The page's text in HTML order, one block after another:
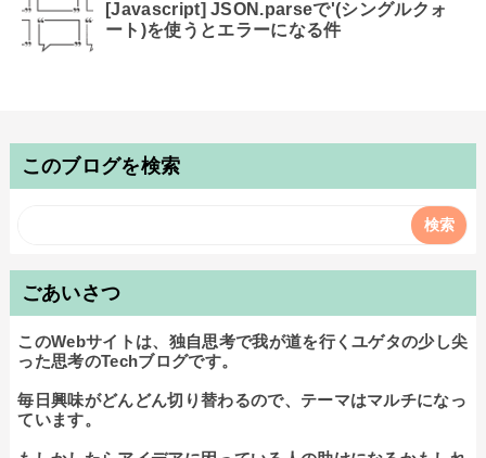
[Javascript] JSON.parseで'(シングルクォ
ート)を使うとエラーになる件
このブログを検索
ごあいさつ
このWebサイトは、独自思考で我が道を行くユゲタの少し尖
った思考のTechブログです。
毎日興味がどんどん切り替わるので、テーマはマルチになっ
ています。